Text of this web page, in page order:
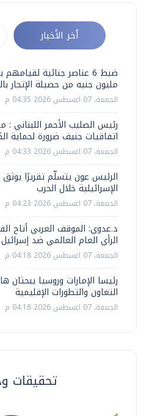
أخر الأخبار
مليون جنيه من حصيلة الإتجار
الجمعة، 07 اغسطس 2026 04:35 م
رئيس الصليب الأحمر اللبناني :
اتفاقيات جنيف ضرورة لحماية
الجمعة، 07 اغسطس 2026 04:33 م
الرئيس عون يتسلّم تقريرًا يوثق
الإسرائيلية خلال الحرب
الجمعة، 07 اغسطس 2026 04:23 م
د.عدوي: الموقف العربي أتاح
الرأي العام العالمي ضد إسرائيل
الجمعة، 07 اغسطس 2026 04:18 م
رئيسا الإمارات وروسيا يبحثان
التعاون والتطورات الإقليمية
الجمعة، 07 اغسطس 2026 04:18 م
تحقيقات